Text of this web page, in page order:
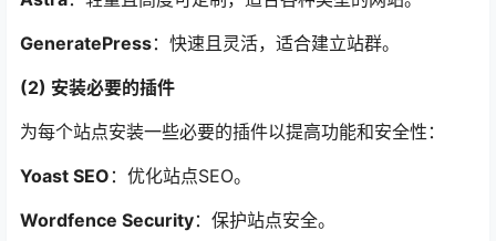
GeneratePress：快速且灵活，适合建立站群。
(2) 安装必要的插件
为每个站点安装一些必要的插件以提高功能和安全性：
Yoast SEO ：优化站点SEO。
Wordfence Security：保护站点安全。